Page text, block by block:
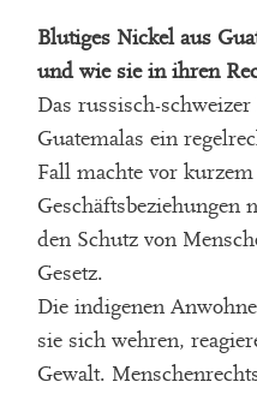
Blutiges Nickel aus
und wie sie in ihren
Das russisch-
Guatemalas ein
Fall machte vor
den Schutz von
Gesetz.
Die indigenen
sie sich wehren,
Gewalt.